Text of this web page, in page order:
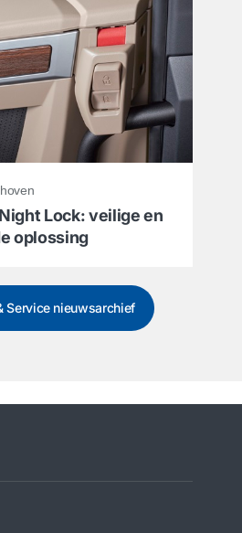
Lock: veilige en
oplossing
Service nieuwsarchief